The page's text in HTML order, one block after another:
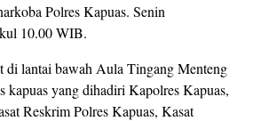
Polres Kapuas. Senin
10.00 WIB.
di lantai bawah Aula Tingang Menteng
kapuas yang dihadiri Kapolres Kapuas,
Reskrim Polres Kapuas, Kasat